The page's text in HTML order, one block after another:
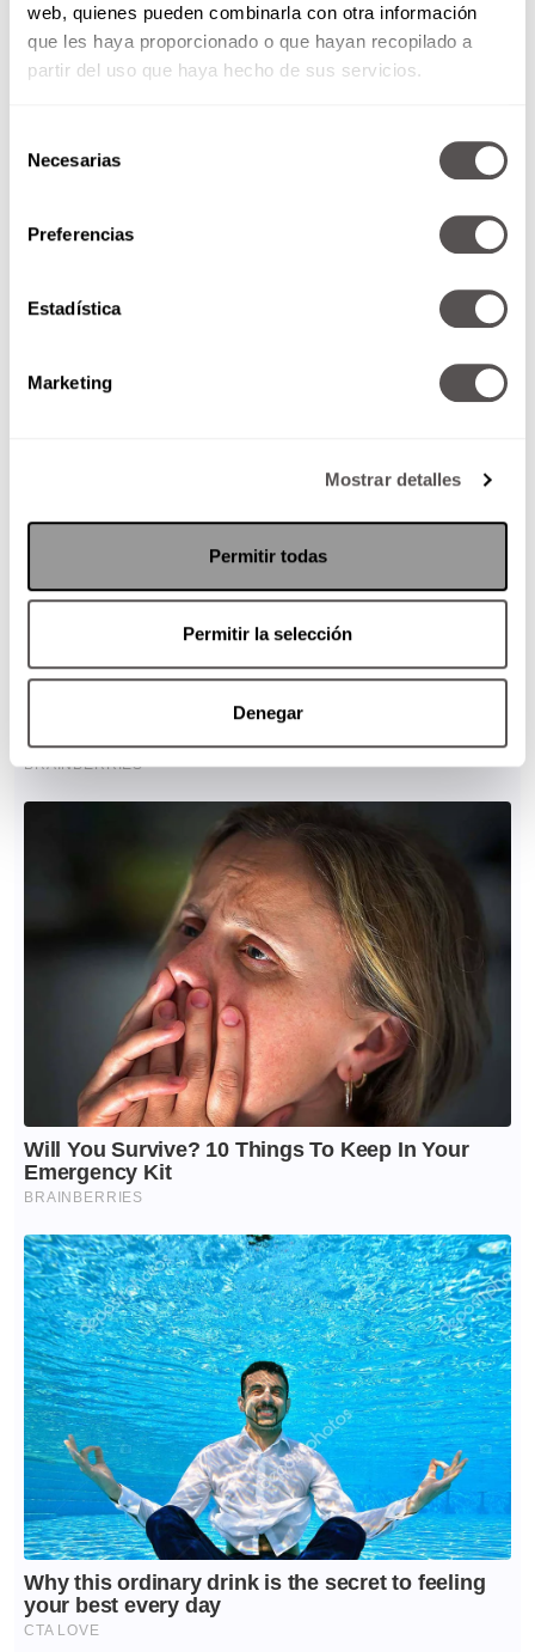
web, quienes pueden combinarla con otra información
que les haya proporcionado o que hayan recopilado a
partir del uso que haya hecho de sus servicios.
Necesarias
Preferencias
Estadística
Marketing
Mostrar detalles
Permitir todas
Permitir la selección
Denegar